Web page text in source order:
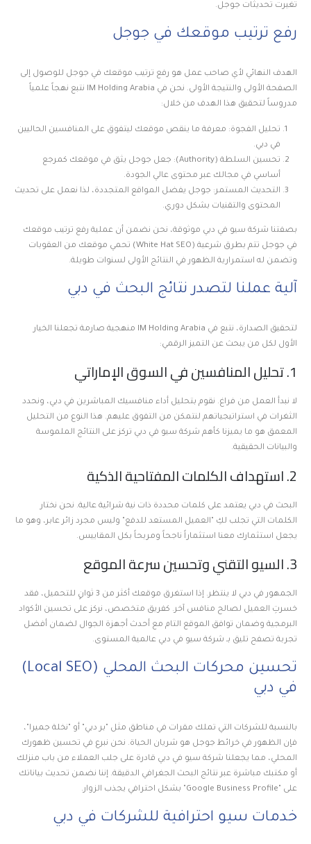
تغيرت تحديثات جوجل.
رفع ترتيب موقعك في جوجل
الهدف النهائي لأي صاحب عمل هو رفع ترتيب موقعك في جوجل للوصول إلى
الصفحة الأولى والنتيجة الأولى. نحن في IM Holding Arabia نتبع نهجاً علمياً
مدروساً لتحقيق هذا الهدف من خلال:
تحليل الفجوة: معرفة ما ينقص موقعك ليتفوق على المنافسين الحاليين
في دبي.
تحسين السلطة (Authority): جعل جوجل يثق في موقعك كمرجع
أساسي في مجالك عبر محتوى عالي الجودة.
التحديث المستمر: جوجل يفضل المواقع المتجددة، لذا نعمل على تحديث
المحتوى والتقنيات بشكل دوري.
بصفتنا شركة سيو في دبي موثوقة، نحن نضمن أن عملية رفع ترتيب موقعك
في جوجل تتم بطرق شرعية (White Hat SEO) تحمي موقعك من العقوبات
وتضمن له استمرارية الظهور في النتائج الأولى لسنوات طويلة.
آلية عملنا لتصدر نتائج البحث في دبي
لتحقيق الصدارة، نتبع في IM Holding Arabia منهجية صارمة تجعلنا الخيار
الأول لكل من يبحث عن التميز الرقمي:
1. تحليل المنافسين في السوق الإماراتي
لا نبدأ العمل من فراغ. نقوم بتحليل أداء منافسيك المباشرين في دبي، ونحدد
الثغرات في استراتيجياتهم لنتمكن من التفوق عليهم. هذا النوع من التحليل
المعمق هو ما يميزنا كأهم شركة سيو في دبي تركز على النتائج الملموسة
والبيانات الحقيقية.
2. استهداف الكلمات المفتاحية الذكية
البحث في دبي يعتمد على كلمات محددة ذات نية شرائية عالية. نحن نختار
الكلمات التي تجلب لكِ "العميل المستعد للدفع" وليس مجرد زائر عابر، وهو ما
يجعل استثمارك معنا استثماراً ناجحاً ومربحاً بكل المقاييس.
3. السيو التقني وتحسين سرعة الموقع
الجمهور في دبي لا ينتظر. إذا استغرق موقعك أكثر من 3 ثوانٍ للتحميل، فقد
خسرتِ العميل لصالح منافس آخر. كفريق متخصص، نركز على تحسين الأكواد
البرمجية وضمان توافق الموقع التام مع أحدث أجهزة الجوال لضمان أفضل
تجربة تصفح تليق بـ شركة سيو في دبي عالمية المستوى.
تحسين محركات البحث المحلي (Local SEO)
في دبي
بالنسبة للشركات التي تملك مقرات في مناطق مثل "بر دبي" أو "نخلة جميرا"،
فإن الظهور في خرائط جوجل هو شريان الحياة. نحن نبرع في تحسين ظهورك
المحلي، مما يجعلنا شركة سيو في دبي قادرة على جلب العملاء من باب منزلك
أو مكتبك مباشرة عبر نتائج البحث الجغرافي الدقيقة. إننا نضمن تحديث بياناتك
على "Google Business Profile" بشكل احترافي يجذب الزوار.
خدمات سيو احترافية للشركات في دبي